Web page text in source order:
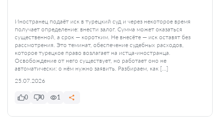
Иностранец подаёт иск в турецкий суд и через некоторое время
получает определение: внести залог. Сумма может оказаться
существенной, а срок — коротким. Не внесёте — иск оставят без
рассмотрения. Это теминат, обеспечение судебных расходов,
которое турецкое право возлагает на истца-иностранца.
Освобождение от него существует, но работает оно не
автоматически: о нём нужно заявить. Разбираем, как […]
25.07.2026
0 0 1